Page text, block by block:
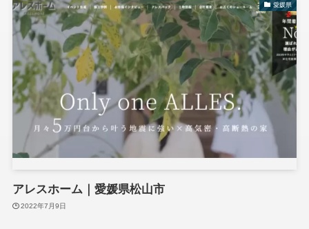
愛媛県
アレスホーム｜愛媛県松山市
2022年7月9日